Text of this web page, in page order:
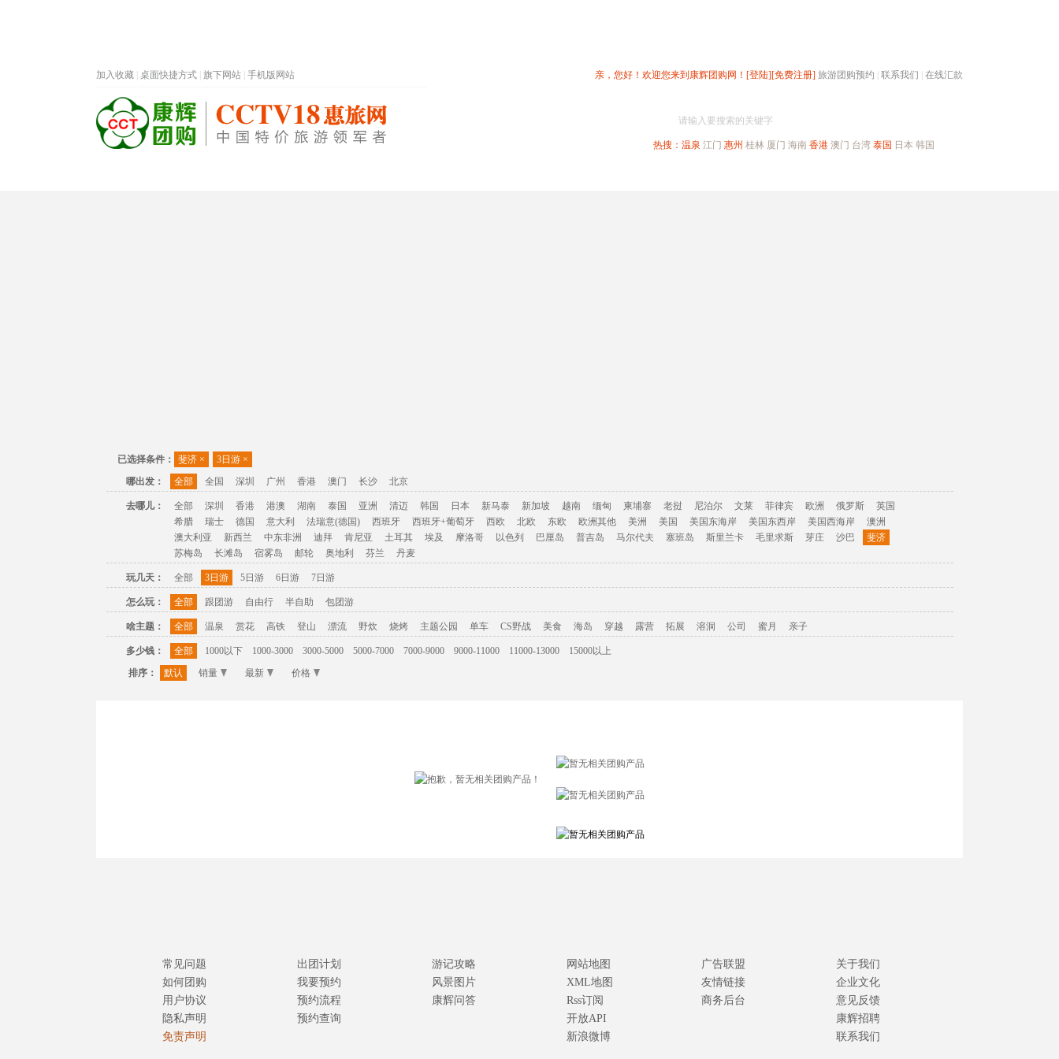
亲，您好！欢迎您来到康辉团购网！ [登陆][免费注册] 旅游团购预约 联系我们 在线汇款
加入收藏 桌面快捷方式 旗下网站 手机版网站
请输入要搜索的关键字
热搜： 温泉 江门 惠州 桂林 厦门 海南 香港 澳门 台湾 泰国 日本 韩国
已选择条件： 斐济 × 3日游 ×
哪出发：
全部 全国 深圳 广州 香港 澳门 长沙 北京
去哪儿： 全部 深圳 香港 港澳 湖南 泰国 亚洲 清迈 韩国 日本 新马泰 新加坡 越南 缅甸 柬埔寨 老挝 尼泊尔 文莱 菲律宾 欧洲 俄罗斯
英国
希腊
瑞士 德国 意大利 法瑞意(德国) 西班牙 西班牙+葡萄牙 西欧 北欧 东欧 欧洲其他 美洲 美国 美国东海岸 美国东西岸 美国西海岸
澳洲
澳大利亚
新西兰 中东非洲 迪拜 肯尼亚 土耳其 埃及 摩洛哥 以色列 巴厘岛 普吉岛 马尔代夫 塞班岛 斯里兰卡 毛里求斯 芽庄 沙巴
斐济
苏梅岛
长滩岛 宿雾岛 邮轮 奥地利 芬兰 丹麦
玩几天： 全部 3日游 5日游 6日游 7日游
怎么玩： 全部 跟团游 自由行 半自助 包团游
啥主题： 全部 温泉 赏花 高铁 登山 漂流 野炊 烧烤 主题公园 单车 CS野战 美食 海岛 穿越 露营 拓展 溶洞 公司 蜜月 亲子
多少钱： 全部 1000以下 1000-3000 3000-5000 5000-7000 7000-9000 9000-11000 11000-13000
15000以上
排序：
默认 销量 最新 价格
常见问题
如何团购
用户协议
隐私声明
免责声明
出团计划
我要预约
预约流程
预约查询
游记攻略
风景图片
康辉问答
网站地图
XML地图
Rss订阅
开放API
新浪微博
广告联盟
友情链接
商务后台
关于我们
企业文化
意见反馈
康辉招聘
联系我们